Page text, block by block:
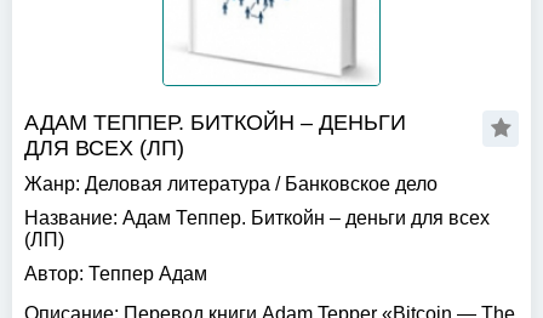
АДАМ ТЕППЕР. БИТКОЙН – ДЕНЬГИ
ДЛЯ ВСЕХ (ЛП)
Жанр: Деловая литература / Банковское дело
Название: Адам Теппер. Биткойн – деньги для всех
(ЛП)
Автор: Теппер Адам
Описание: Перевод книги Adam Tepper «Bitcoin — The